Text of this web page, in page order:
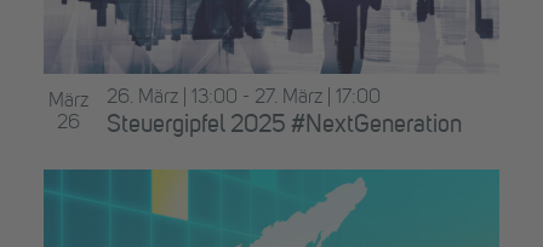
März
26
Steuergipfel 2025 #NextGeneration
26. März | 13:00 - 27. März | 17:00